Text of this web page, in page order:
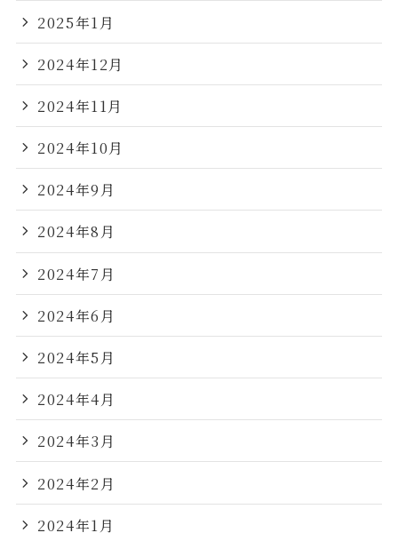
2025年1月
2024年12月
2024年11月
2024年10月
2024年9月
2024年8月
2024年7月
2024年6月
2024年5月
2024年4月
2024年3月
2024年2月
2024年1月